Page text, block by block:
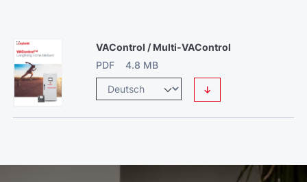
VAControl / Multi-VAControl
PDF 4.8 MB
↓